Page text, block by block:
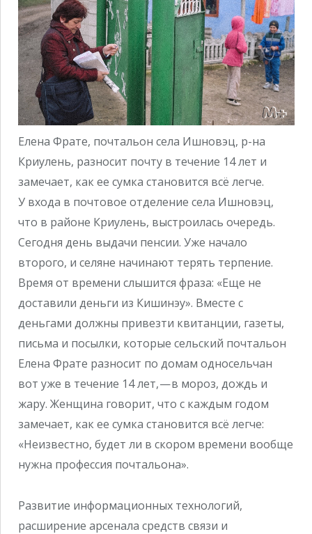
Елена Фрате, почтальон села Ишновэц, р-на
Криулень, разносит почту в течение 14 лет и
замечает, как ее сумка становится всё легче.
У входа в почтовое отделение села Ишновэц,
что в районе Криулень, выстроилась очередь.
Сегодня день выдачи пенсии. Уже начало
второго, и селяне начинают терять терпение.
Время от времени слышится фраза: «Еще не
доставили деньги из Кишинэу». Вместе с
деньгами должны привезти квитанции, газеты,
письма и посылки, которые сельский почтальон
Елена Фрате разносит по домам односельчан
вот уже в течение 14 лет, — в мороз, дождь и
жару. Женщина говорит, что с каждым годом
замечает, как ее сумка становится всё легче:
«Неизвестно, будет ли в скором времени вообще
нужна профессия почтальона».
Развитие информационных технологий,
расширение арсенала средств связи и